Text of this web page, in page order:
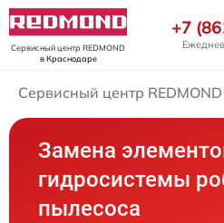
Сервисный центр REDMOND
в Краснодаре
+7
Сервисный центр REDMOND
Замена
гидросистемы
пылесоса